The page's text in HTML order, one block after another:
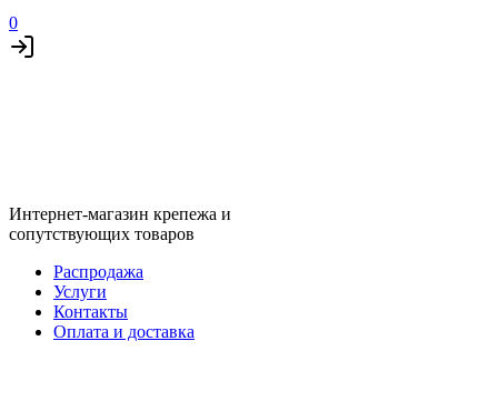
0
Интернет-магазин крепежа и
сопутствующих товаров
Распродажа
Услуги
Контакты
Оплата и доставка